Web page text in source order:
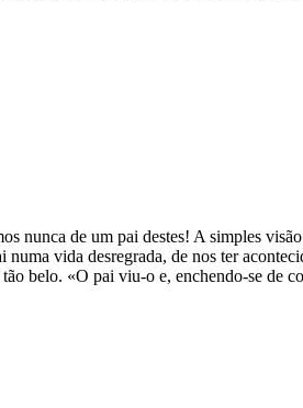
nunca de um pai destes! A simples
vida desregrada, de nos ter
belo. «O pai viu-o e, enchendo-se de